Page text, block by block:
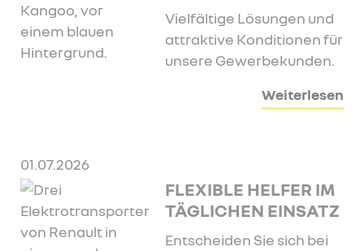
Vielfältige Lösungen und
attraktive Konditionen für
unsere Gewerbekunden.
Weiterlesen
01.07.2026
FLEXIBLE HELFER IM
TÄGLICHEN EINSATZ
Entscheiden Sie sich bei